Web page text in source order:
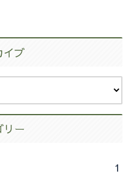
イブ
リー
1